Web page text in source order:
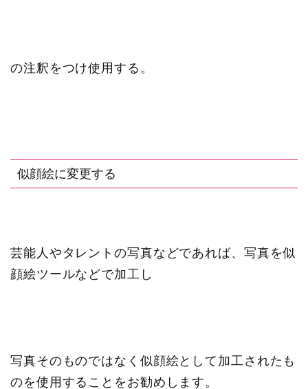
の注釈をつけ使用する。
似顔絵に変更する
芸能人やタレントの写真などであれば、写真を似
顔絵ツールなどで加工し
写真そのものではなく似顔絵として加工されたも
のを使用することをお勧めします。